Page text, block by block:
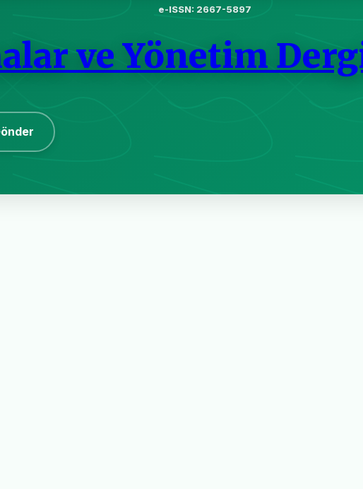
e-ISSN: 2667-5897
ve Yönetim